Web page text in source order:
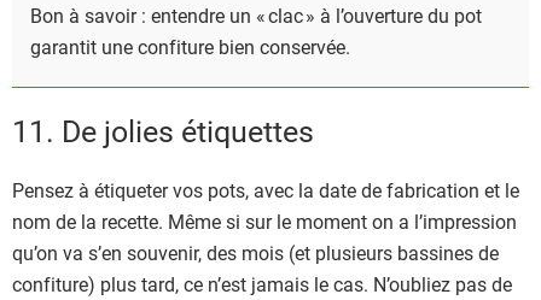
Bon à savoir : entendre un « clac » à l’ouverture du pot
garantit une confiture bien conservée.
11. De jolies étiquettes
Pensez à étiqueter vos pots, avec la date de fabrication et le
nom de la recette. Même si sur le moment on a l’impression
qu’on va s’en souvenir, des mois (et plusieurs bassines de
confiture) plus tard, ce n’est jamais le cas. N’oubliez pas de